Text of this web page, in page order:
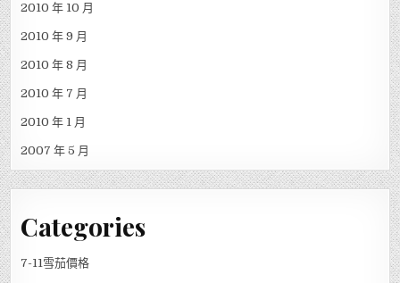
2010 年 10 月
2010 年 9 月
2010 年 8 月
2010 年 7 月
2010 年 1 月
2007 年 5 月
Categories
7-11雪茄價格